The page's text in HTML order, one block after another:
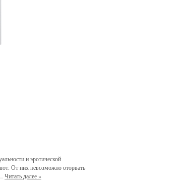
и эротической
От них невозможно оторвать
Читать далее »